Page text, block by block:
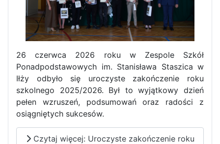
Zawody Sportowo – Obronne
klas OPW
Apel z okazji 235-tej rocznicy
uchwalenia Konstytucji 3 Maja
26 czerwca 2026 roku w Zespole Szkół
Ponadpodstawowych im. Stanisława Staszica w
Iłży odbyło się uroczyste zakończenie roku
szkolnego 2025/2026. Był to wyjątkowy dzień
pełen wzruszeń, podsumowań oraz radości z
osiągniętych sukcesów.
Czytaj więcej: Uroczyste zakończenie roku